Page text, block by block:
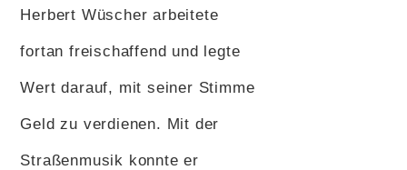
Herbert Wüscher arbeitete
fortan freischaffend und legte
Wert darauf, mit seiner Stimme
Geld zu verdienen. Mit der
Straßenmusik konnte er